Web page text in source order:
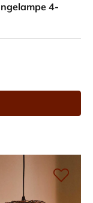
4-